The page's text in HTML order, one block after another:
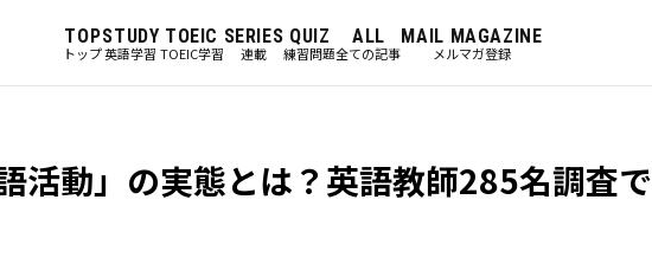
TOP
トップ
STUDY
英語学習
TOEIC
TOEIC学習
SERIES
連載
QUIZ
練習問題
ALL
全ての記事
MAIL MAGAZINE
メルマガ登録
活動」の実態とは？英語教師285名調査で